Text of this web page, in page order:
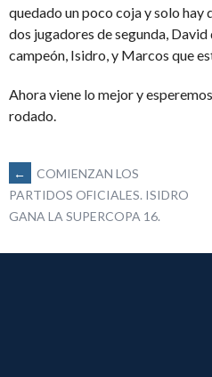
quedado un poco coja y solo
dos jugadores de segunda,
campeón, Isidro, y Marcos que
Ahora viene lo mejor y
rodado.
NAVEGACIÓN
DE
←
COMIENZAN LOS
PARTIDOS OFICIALES. ISIDRO
GANA LA SUPERCOPA 16.